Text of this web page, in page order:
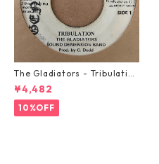
The Gladiators - Tribulation
【7-21365】
¥4,482
10%OFF